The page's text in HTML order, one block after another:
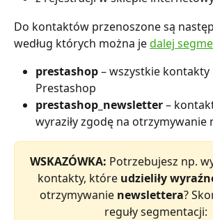
Do kontaktów przenoszone są
według których można je dalej
prestashop – wszystkie
Prestashop
prestashop_newsletter –
wyraziły zgodę na otrzymywanie
WSKAZÓWKA: Potrzebujesz np.
kontakty, które udzieliły
otrzymywanie newslettera?
reguły segmentacji: